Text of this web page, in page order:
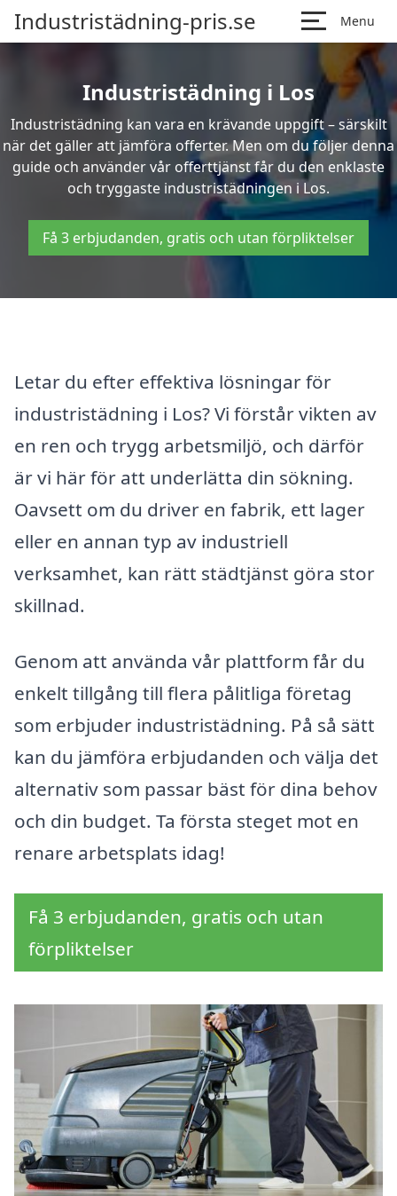
Industristädning-pris.se Menu
Industristädning i Los
Industristädning kan vara en krävande uppgift – särskilt
när det gäller att jämföra offerter. Men om du följer denna
guide och använder vår offerttjänst får du den enklaste
och tryggaste industristädningen i Los.
Få 3 erbjudanden, gratis och utan förpliktelser
Letar du efter effektiva lösningar för
industristädning i Los? Vi förstår vikten av
en ren och trygg arbetsmiljö, och därför
är vi här för att underlätta din sökning.
Oavsett om du driver en fabrik, ett lager
eller en annan typ av industriell
verksamhet, kan rätt städtjänst göra stor
skillnad.
Genom att använda vår plattform får du
enkelt tillgång till flera pålitliga företag
som erbjuder industristädning. På så sätt
kan du jämföra erbjudanden och välja det
alternativ som passar bäst för dina behov
och din budget. Ta första steget mot en
renare arbetsplats idag!
Få 3 erbjudanden, gratis och utan
förpliktelser